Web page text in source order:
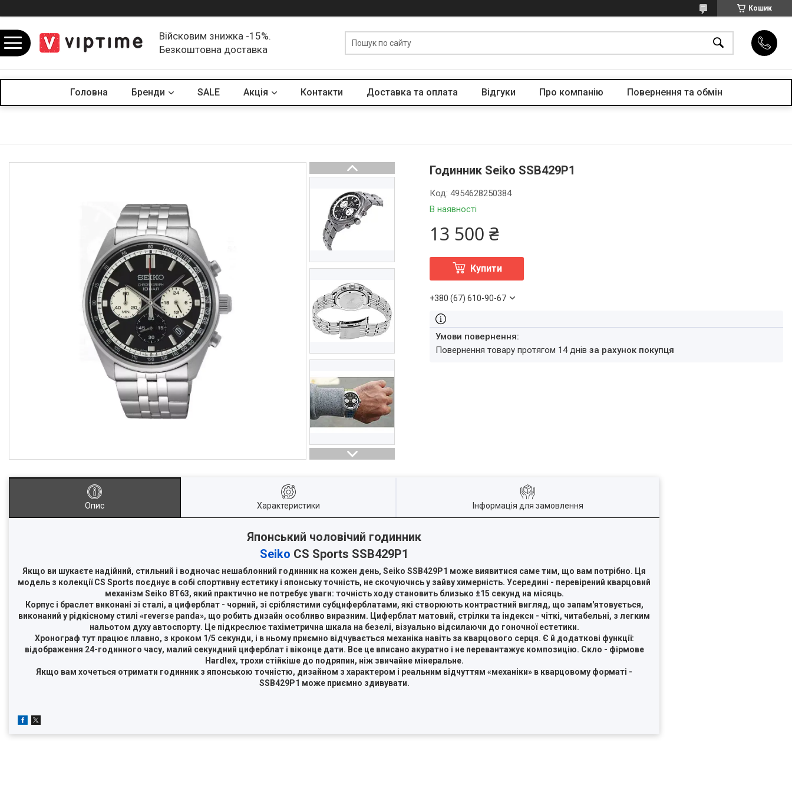
Кошик
Війсковим знижка -15%.
Безкоштовна доставка
Головна Бренди SALE Акцiя Контакти Доставка та оплата Вiдгуки Про компанiю Повернення та обмін
Годинник Seiko SSB429P1
В наявності
Код:4954628250384
13 500 ₴
Купити
+380 (67) 610-90-67
повернення товару протягом 14 днівза рахунок покупця
Опис Характеристики Інформація для замовлення
Японський чоловічий годинник
Seiko CS Sports SSB429P1
Якщо ви шукаєте надійний, стильний і водночас нешаблонний годинник на кожен день, Seiko SSB429P1 може виявитися саме тим, що вам потрібно. Ця
модель з колекції CS Sports поєднує в собі спортивну естетику і японську точність, не скочуючись у зайву химерність. Усередині - перевірений кварцовий
механізм Seiko 8T63, який практично не потребує уваги: точність ходу становить близько ±15 секунд на місяць.
Корпус і браслет виконані зі сталі, а циферблат - чорний, зі сріблястими субциферблатами, які створюють контрастний вигляд, що запам'ятовується,
виконаний у рідкісному стилі «reverse panda», що робить дизайн особливо виразним. Циферблат матовий, стрілки та індекси - чіткі, читабельні, з легким
нальотом духу автоспорту. Це підкреслює тахіметрична шкала на безелі, візуально відсилаючи до гоночної естетики.
Хронограф тут працює плавно, з кроком 1/5 секунди, і в ньому приємно відчувається механіка навіть за кварцового серця. Є й додаткові функції:
відображення 24-годинного часу, малий секундний циферблат і віконце дати. Все це вписано акуратно і не перевантажує композицію. Скло - фірмове
Hardlex, трохи стійкіше до подряпин, ніж звичайне мінеральне.
Якщо вам хочеться отримати годинник з японською точністю, дизайном з характером і реальним відчуттям «механіки» в кварцовому форматі -
SSB429P1 може приємно здивувати.